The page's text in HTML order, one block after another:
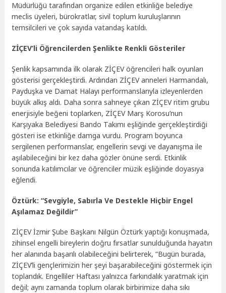
Müdürlüğü tarafından organize edilen etkinliğe belediye
meclis üyeleri, bürokratlar, sivil toplum kuruluşlarının
temsilcileri ve çok sayıda vatandaş katıldı.
ZİÇEV’li Öğrencilerden Şenlikte Renkli Gösteriler
Şenlik kapsamında ilk olarak ZİÇEV öğrencileri halk oyunları
gösterisi gerçekleştirdi. Ardından ZİÇEV anneleri Harmandalı,
Payduşka ve Damat Halayı performanslarıyla izleyenlerden
büyük alkış aldı. Daha sonra sahneye çıkan ZİÇEV ritim grubu
enerjisiyle beğeni toplarken, ZİÇEV Marş Korosu’nun
Karşıyaka Belediyesi Bando Takımı eşliğinde gerçekleştirdiği
gösteri ise etkinliğe damga vurdu. Program boyunca
sergilenen performanslar, engellerin sevgi ve dayanışma ile
aşılabileceğini bir kez daha gözler önüne serdi. Etkinlik
sonunda katılımcılar ve öğrenciler müzik eşliğinde doyasıya
eğlendi.
Öztürk: “Sevgiyle, Sabırla Ve Destekle Hiçbir Engel
Aşılamaz Değildir”
ZİÇEV İzmir Şube Başkanı Nilgün Öztürk yaptığı konuşmada,
zihinsel engelli bireylerin doğru fırsatlar sunulduğunda hayatın
her alanında başarılı olabileceğini belirterek, “Bugün burada,
ZİÇEV’li gençlerimizin her şeyi başarabileceğini göstermek için
toplandık. Engelliler Haftası yalnızca farkındalık yaratmak için
değil; aynı zamanda toplum olarak birbirimize daha sıkı